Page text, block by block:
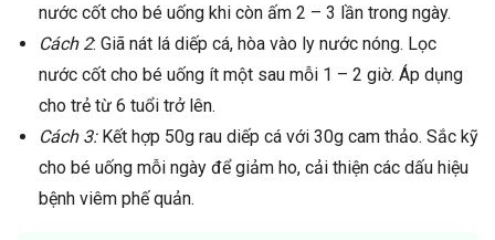
nước cốt cho bé uống khi còn ấm 2 – 3 lần trong ngày.
Cách 2: Giã nát lá diếp cá, hòa vào ly nước nóng. Lọc
nước cốt cho bé uống ít một sau mỗi 1 – 2 giờ. Áp dụng
cho trẻ từ 6 tuổi trở lên.
Cách 3:Kết hợp 50g rau diếp cá với 30g cam thảo. Sắc kỹ
cho bé uống mỗi ngày để giảm ho, cải thiện các dấu hiệu
bệnh viêm phế quản.